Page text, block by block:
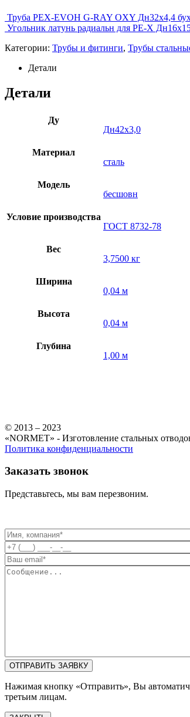
Труба PEX-EVOH G-RAY OXY Дн32х4,4
Угольник латунь радиальн для PE-X
Категории: Трубы и фитинги, Трубы
Детали
Детали
Ду
Дн42х3,0
Материал
сталь
Модель
бесшовн
Условие производства
ГОСТ 8732-78
Вес
3,7500 кг
Ширина
0,04 м
Высота
0,04 м
Глубина
1,00 м
© 2013 – 2023
«NORMET» - Изготовление стальных
Политика конфиденциальности
Заказать звонок
Представьтесь, мы вам перезвоним.
Нажимая кнопку «Отправить», Вы
третьим лицам.